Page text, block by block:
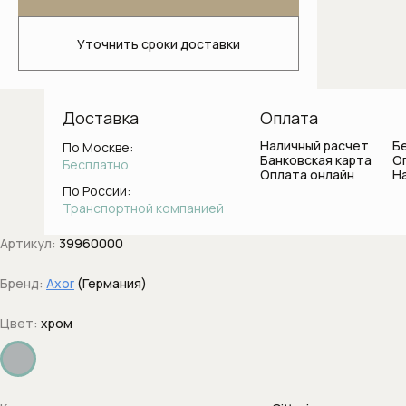
Стаканы и держатели для зубных
щеток
Душевые системы
Боковые форсунки
Вывод воды с держателем
Держатели душа
Диверторы
Артикул: 39960000
Бренд: Axor (Германия)
Цвет: хром
Уточнить сроки доставки
Доставка
По Москве:
Бесплатно
По России:
Транспортной компанией
Оплата
Наличный расчет
Банковская карта
Оплата онлайн